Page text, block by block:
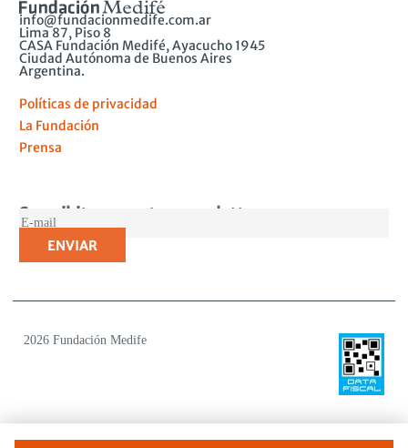
info@fundacionmedife.com.ar
Lima 87, Piso 8
CASA Fundación Medifé, Ayacucho 1945
Ciudad Autónoma de Buenos Aires
Argentina.
Políticas de privacidad
La Fundación
Prensa
Suscribite a nuestro newsletter
2026 Fundación Medife